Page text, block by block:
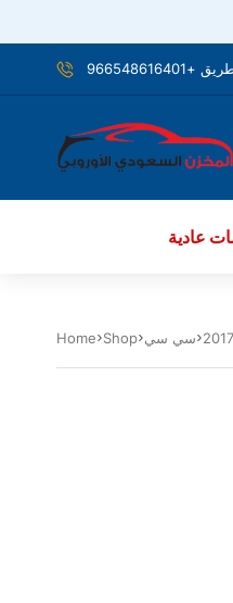
عادية
Home Shop سي سي